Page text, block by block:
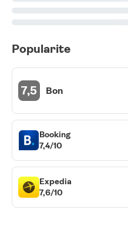
Popularite
7,5 Bon
Booking
7,4/10
Expedia
7,6/10